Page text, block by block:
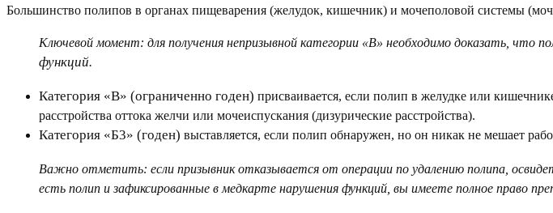
Большинство полипов в органах пищеварения (желудок, кишечник) и мочеполовой системы
Ключевой момент: для получения непризывной категории «В» необходимо доказать, что
функций.
Категория «В» (ограниченно годен) присваивается, если полип в желудке или
расстройства оттока желчи или мочеиспускания (дизурические расстройства).
Категория «Б3» (годен) выставляется, если полип обнаружен, но он никак не мешает
Важно отметить: если призывник отказывается от операции по удалению полипа,
есть полип и зафиксированные в медкарте нарушения функций, вы имеете полное право